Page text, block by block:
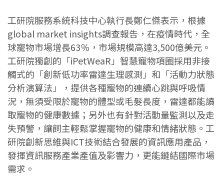
工研院服務系統科技中心執行長鄭仁傑表示，根據
global market insights調查報告，在疫情時代，全
球寵物市場增長63％，市場規模高達3,500億美元。
工研院獨創的「iPetWeaR」智慧寵物項圈採用非接
觸式的「創新低功率雷達生理感測」和「活動力狀態
分析演算法」，提供各種寵物的連續心跳與呼吸情
況，無須受限於寵物的體型或毛髮長度，雷達都能讀
取寵物的健康數據；另外也有針對活動量監測以及走
失預警，讓飼主輕鬆掌握寵物的健康和情緒狀態。工
研院創新思維與ICT技術結合發展的資訊應用產品，
發揮資訊服務產業產值及影響力，更能鏈結國際市場
需求。